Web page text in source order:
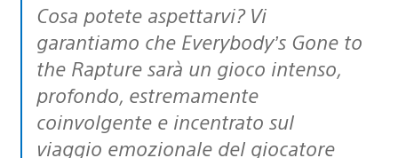
Cosa potete aspettarvi? Vi
garantiamo che Everybody’s Gone to
the Rapture sarà un gioco intenso,
profondo, estremamente
coinvolgente e incentrato sul
viaggio emozionale del giocatore